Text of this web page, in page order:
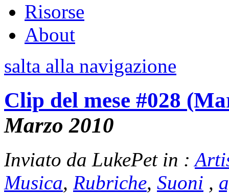
Risorse
About
salta alla navigazione
Clip del mese #028
Marzo 2010
Inviato da LukePet in :
Musica, Rubriche, Suoni ,